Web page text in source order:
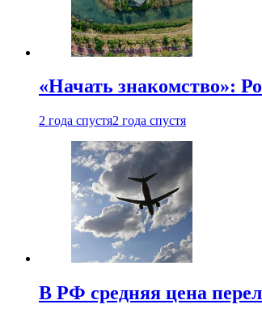
«Начать знакомство»:
2 года спустя2 года спустя
В РФ средняя цена